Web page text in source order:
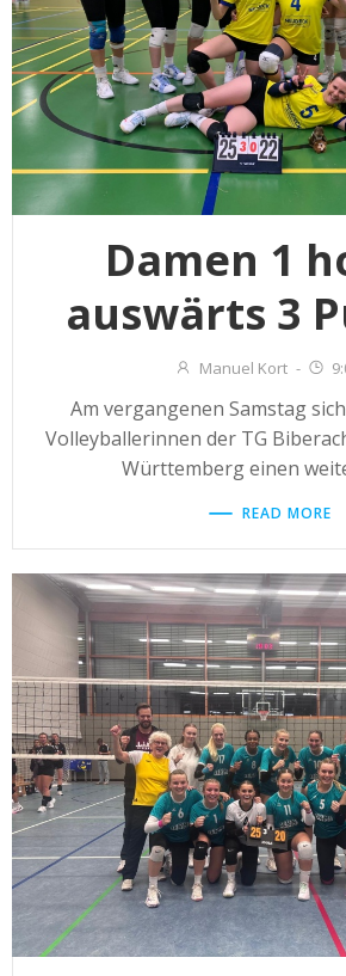
Damen 1
auswärts 3
Manuel Kort -
Am vergangenen Samstag
Volleyballerinnen der TG
Württemberg einen
READ MORE